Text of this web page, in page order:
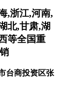
,浙江,河南,
北,甘肃,湖
等全国重
台商投资区张